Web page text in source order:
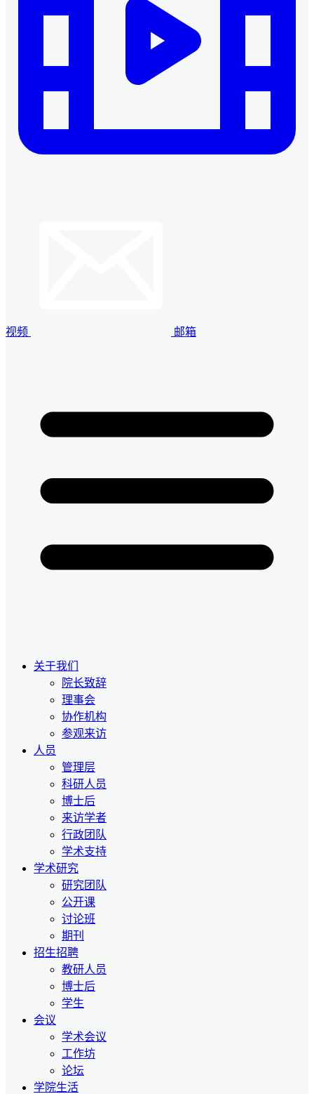
视频 邮箱
关于我们
院长致辞
理事会
协作机构
参观来访
人员
管理层
科研人员
博士后
来访学者
行政团队
学术支持
学术研究
研究团队
公开课
讨论班
期刊
招生招聘
教研人员
博士后
学生
会议
学术会议
工作坊
论坛
学院生活